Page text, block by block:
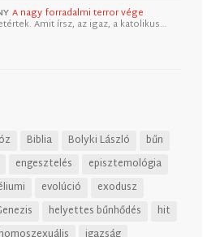
A nagy forradalmi terror vége
Amit írsz, az igaz, a katolikus…
Biblia Bolyki László
bűn
engesztelés
episztemológia
evolúció
exodusz
helyettes bűnhődés
hit